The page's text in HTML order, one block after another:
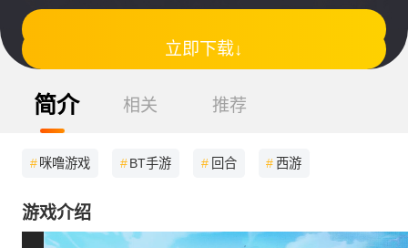
立即下载↓
简介 相关 推荐
#咪噜游戏 #BT手游 # 回合 # 西游
游戏介绍